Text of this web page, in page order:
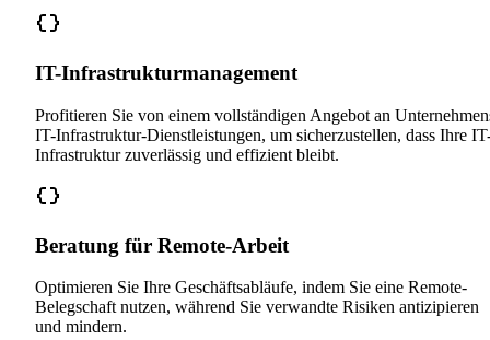
IT-Infrastrukturmanagement
Profitieren Sie von einem vollständigen Angebot an
IT-Infrastruktur-Dienstleistungen, um sicherzustellen, dass Ihre
Infrastruktur zuverlässig und effizient bleibt.
Beratung für Remote-Arbeit
Optimieren Sie Ihre Geschäftsabläufe, indem Sie eine Remote-
Belegschaft nutzen, während Sie verwandte Risiken antizipieren
und mindern.